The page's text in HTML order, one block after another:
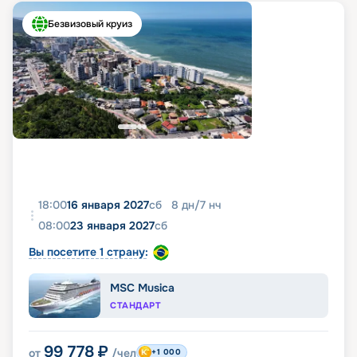
Безвизовый круиз
18:0016 января 2027сб 8 дн/7 нч
08:0023 января 2027сб
Вы посетите 1 страну:
MSC Musica
СТАНДАРТ
от 99 778 ₽ /чел +1 000